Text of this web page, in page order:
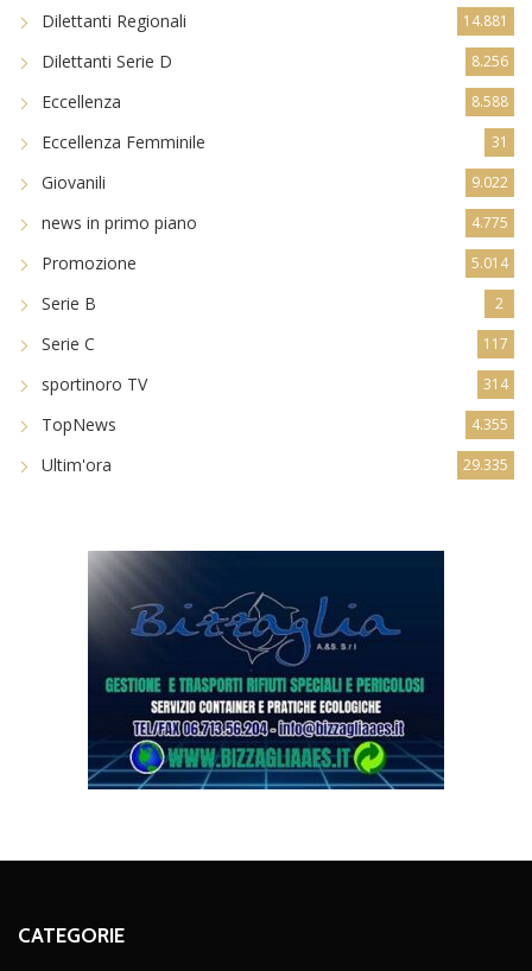
Dilettanti Regionali 14.881
Dilettanti Serie D 8.256
Eccellenza 8.588
Eccellenza Femminile 31
Giovanili 9.022
news in primo piano 4.775
Promozione 5.014
Serie B 2
Serie C 117
sportinoro TV 314
TopNews 4.355
Ultim'ora 29.335
CATEGORIE